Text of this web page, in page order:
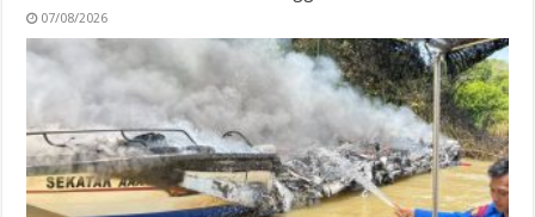
07/08/2026